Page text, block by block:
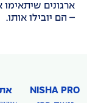
ארגונים
– הם יובילו אותו.
NISHA PRO